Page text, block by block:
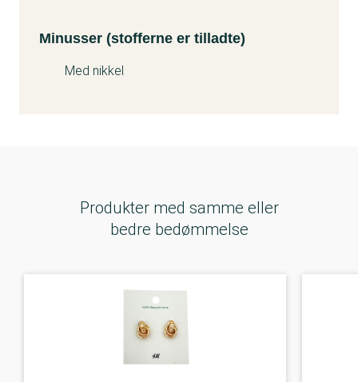
Minusser (stofferne er tilladte)
Med nikkel
Produkter med samme eller
bedre bedømmelse